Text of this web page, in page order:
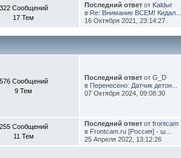
322 Сообщений
17 Тем
Последний ответ от Kaldыr
в Re: Внимание ВСЕМ! Кидал...
16 Октября 2021, 23:14:27
576 Сообщений
9 Тем
Последний ответ отG_D
в Перенесено: Датчик детон...
07 Октября 2024, 09:08:30
255 Сообщений
11 Тем
Последний ответ отfrontcam
в Frontcam.ru [Россия] - ш...
25 Апреля 2022, 13:12:26